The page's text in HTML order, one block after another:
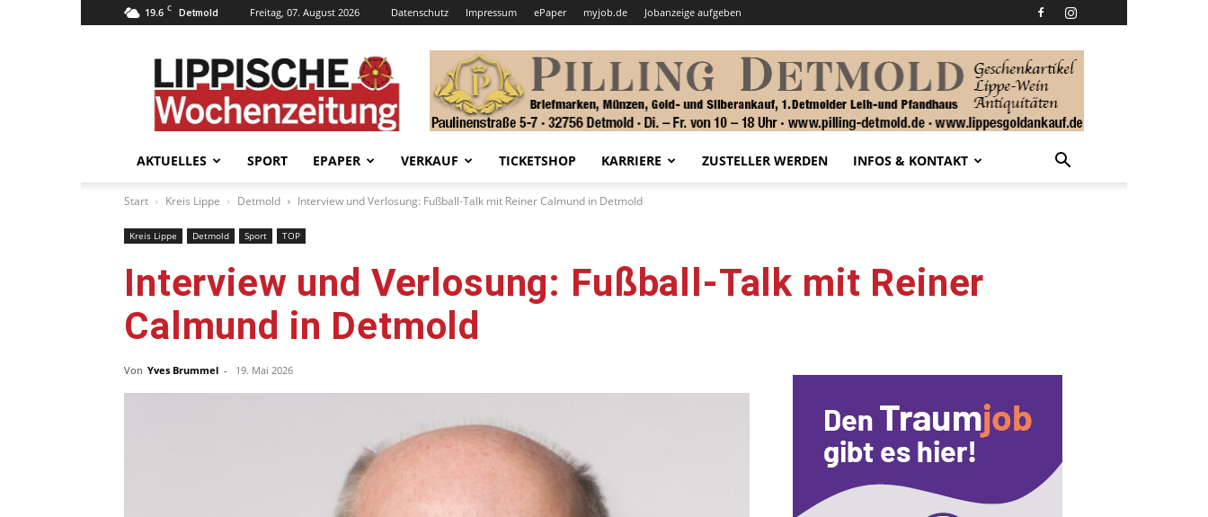
19.6 C Detmold Freitag, 07. August 2026 Datenschutz Impressum ePaper myjob.de Jobanzeige aufgeben
Lippische
Wochenzeitung
–
LWZ24.de
AKTUELLES SPORT EPAPER VERKAUF TICKETSHOP KARRIERE ZUSTELLER WERDEN INFOS & KONTAKT
Start Kreis Lippe Detmold Interview und Verlosung: Fußball-Talk mit Reiner Calmund in Detmold
Kreis Lippe Detmold Sport TOP
Interview und Verlosung: Fußball-Talk mit Reiner
Calmund in Detmold
Von Yves Brummel - 19. Mai 2026